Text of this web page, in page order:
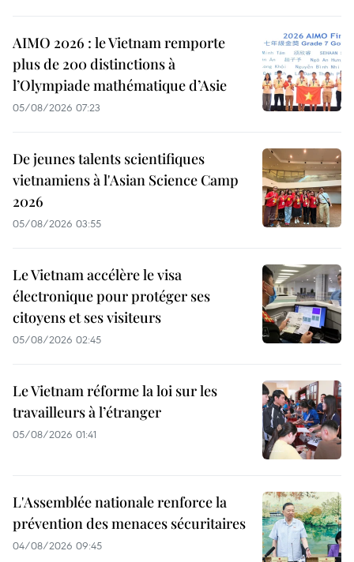
AIMO 2026 : le Vietnam remporte
plus de 200 distinctions à
l’Olympiade mathématique d’Asie
05/08/2026 07:23
De jeunes talents scientifiques
vietnamiens à l'Asian Science Camp
2026
05/08/2026 03:55
Le Vietnam accélère le visa
électronique pour protéger ses
citoyens et ses visiteurs
05/08/2026 02:45
Le Vietnam réforme la loi sur les
travailleurs à l’étranger
05/08/2026 01:41
L'Assemblée nationale renforce la
prévention des menaces sécuritaires
04/08/2026 09:45